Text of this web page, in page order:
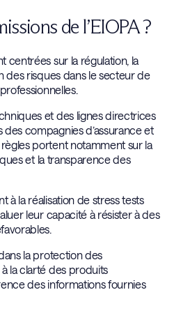
de l’EIOPA ?
centrées sur la régulation, la
des risques dans le secteur de
et des lignes directrices
compagnies d’assurance et
portent notamment sur la
et la transparence des
à la réalisation de stress tests
leur capacité à résister à des
la protection des
la clarté des produits
des informations fournies